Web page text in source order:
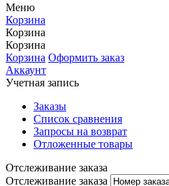
Меню
Корзина
Корзина
Корзина
Корзина Оформить заказ
Аккаунт
Учетная запись
Заказы
Список сравнения
Запросы на возврат
Отложенные товары
Отслеживание заказа
Отслеживание заказа